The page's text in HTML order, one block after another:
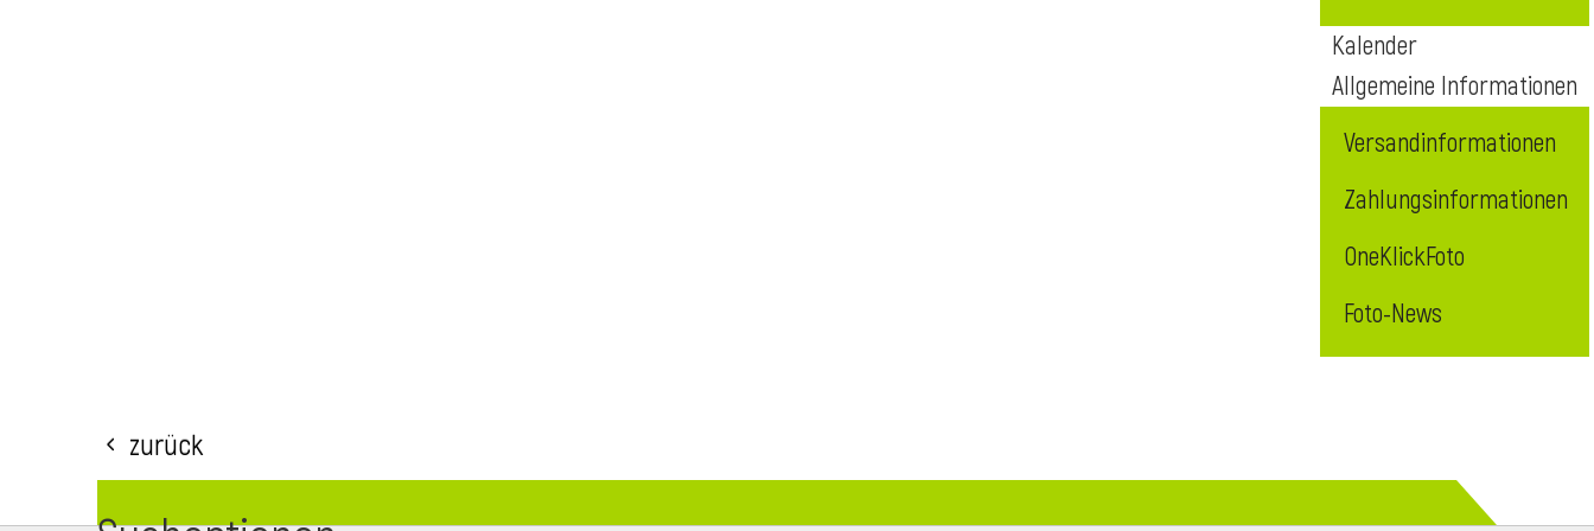
Kalender
Allgemeine Informationen
Versandinformationen
Zahlungsinformationen
OneKlickFoto
Foto-News
Zurück